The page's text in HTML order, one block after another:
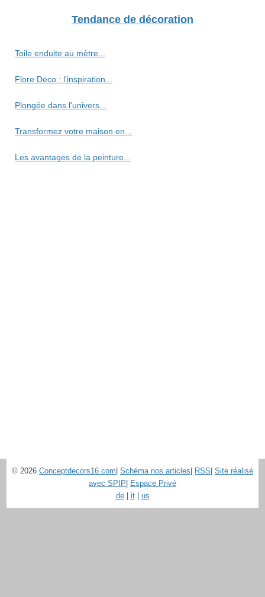
Tendance de décoration
Toile enduite au mètre...
Flore Deco : l'inspiration...
Plongée dans l'univers...
Transformez votre maison en...
Les avantages de la peinture...
© 2026 Conceptdecors16.com| Schéma nos articles| RSS| Site réalisé
avec SPIP| Espace Privé
de| it| us